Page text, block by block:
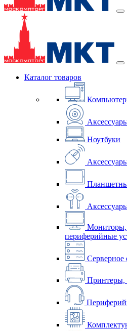
Каталог товаров
Ноутбуки
Мониторы,
периферийные